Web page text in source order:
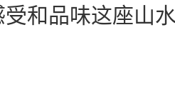
和品味这座山